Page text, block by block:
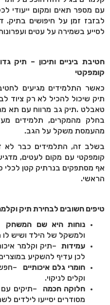
עם מספר תאים ומקום ייעודי
לבזבז זמן על חיפושים בתיק.
לסייע בשמירה על עטים
חטיבת ביניים ותיכון – תיק
קומפקטי
כאשר התלמידים מגיעים
תיק שיכול להכיל לא רק ציוד
טאבלט. תיק גב מרווח עם תא
בחלק מהמקרים, תלמידים
מהעמסת משקל על הגב.
בשלב זה, התלמידים כבר לא
קומפקטי עם מקום לעטים,
אף מסתפקים בנרתיק קטן לכלי
הראשי.
טיפים חשובים לבחירת תיק וקלמר
נוחות היא שם המשחק
ולמשקל של הילד ושיש לו
עמידות – תיק וקלמר
לכן עדיף להשקיע במוצרים
חומרי גלם איכותיים –
וקלים לניקוי.
חלוקה חכמה – תיקים עם
מסודרים יסייעו לילדים